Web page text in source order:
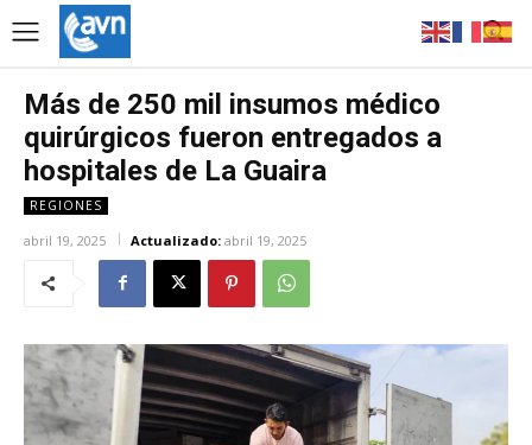
Más de 250 mil insumos médico
quirúrgicos fueron entregados a
hospitales de La Guaira
REGIONES
abril 19, 2025 Actualizado: abril 19, 2025